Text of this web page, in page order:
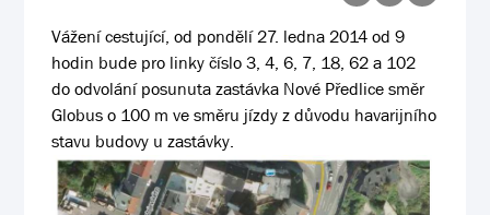
Vážení cestující, od pondělí 27. ledna 2014 od 9
hodin bude pro linky číslo 3, 4, 6, 7, 18, 62 a 102
do odvolání posunuta zastávka Nové Předlice směr
Globus o 100 m ve směru jízdy z důvodu havarijního
stavu budovy u zastávky.